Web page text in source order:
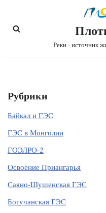
Перейти
Реки - источник
Рубрики
Байкал и ГЭС
ГЭС в Монголии
ГОЭЛРО-2
Освоение Приангарья
Саяно-Шушенская ГЭС
Богучанская ГЭС